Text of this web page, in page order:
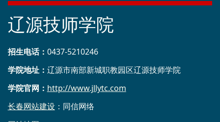
辽源技师学院
招生电话： 0437-5210246
学院地址： 辽源市南部新城职教园区辽源技师学院
学院官网： http://www.jllytc.com
长春网站建设：同信网络